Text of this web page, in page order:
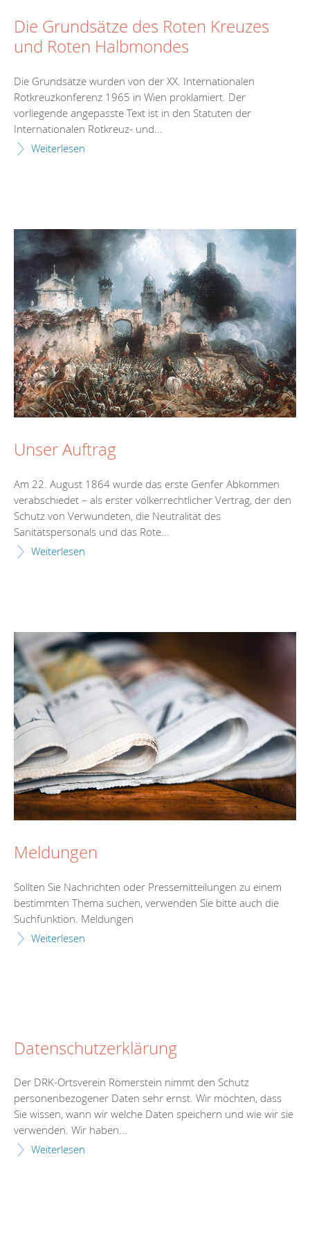
Die Grundsätze des Roten Kreuzes
und Roten Halbmondes
Die Grundsätze wurden von der XX. Internationalen
Rotkreuzkonferenz 1965 in Wien proklamiert. Der
vorliegende angepasste Text ist in den Statuten der
Internationalen Rotkreuz- und...
Weiterlesen
Unser Auftrag
Am 22. August 1864 wurde das erste Genfer Abkommen
verabschiedet – als erster völkerrechtlicher Vertrag, der den
Schutz von Verwundeten, die Neutralität des
Sanitätspersonals und das Rote...
Weiterlesen
Meldungen
Sollten Sie Nachrichten oder Pressemitteilungen zu einem
bestimmten Thema suchen, verwenden Sie bitte auch die
Suchfunktion. Meldungen
Weiterlesen
Datenschutzerklärung
Der DRK-Ortsverein Römerstein nimmt den Schutz
personenbezogener Daten sehr ernst. Wir möchten, dass
Sie wissen, wann wir welche Daten speichern und wie wir sie
verwenden. Wir haben...
Weiterlesen